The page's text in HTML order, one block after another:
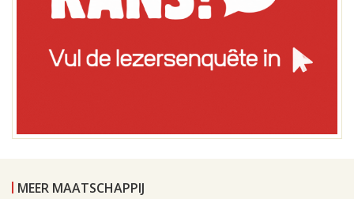
MEER MAATSCHAPPIJ